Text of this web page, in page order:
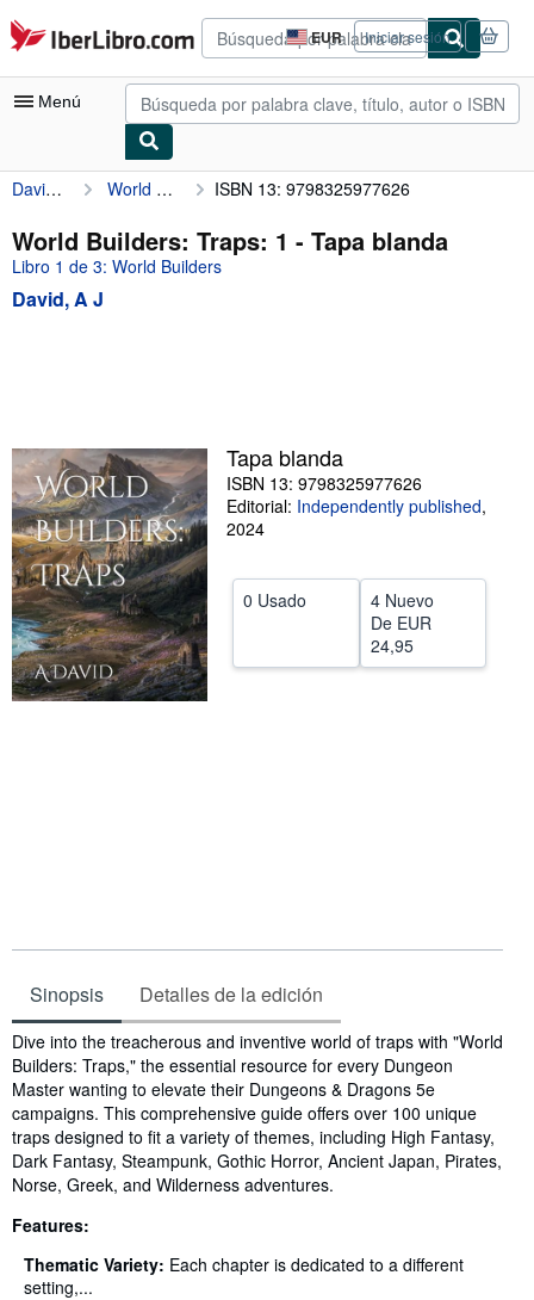
Pasar al contenido principal
IberLibro.com EUR
Preferencias
de
compra
del
Iniciar sesión
Menú
Mi cuenta
Consultar mis pedidos
Búsqueda avanzada
Colecciones
Comenzar a vender
Ayuda
David, A J World Builders: Traps: 1 ISBN 13: 9798325977626
World Builders: Traps: 1 - Tapa blanda
Libro 1 de 3: World Builders
David, A J
Tapa blanda
ISBN 13: 9798325977626
Editorial: Independently published,
2024
0 Usado
4 Nuevo
De EUR
24,95
Sinopsis Detalles de la edición
Sinopsis
Dive into the treacherous and inventive world of traps with "World
Builders: Traps," the essential resource for every Dungeon
Master wanting to elevate their Dungeons & Dragons 5e
campaigns. This comprehensive guide offers over 100 unique
traps designed to fit a variety of themes, including High Fantasy,
Dark Fantasy, Steampunk, Gothic Horror, Ancient Japan, Pirates,
Norse, Greek, and Wilderness adventures.
Features:
Thematic Variety: Each chapter is dedicated to a different
setting,...